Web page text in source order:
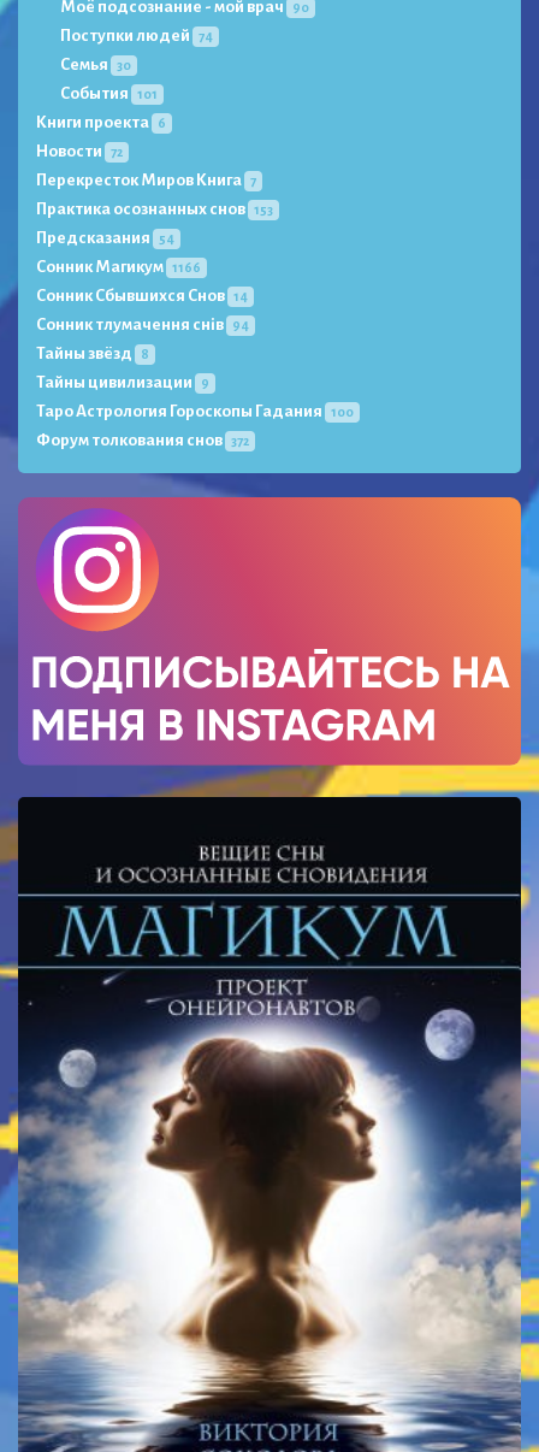
Моё подсознание - мой врач 90
Поступки людей 74
Семья 30
События 101
Книги проекта 6
Новости 72
Перекресток Миров Книга 7
Практика осознанных снов 153
Предсказания 54
Сонник Магикум 1166
Сонник Сбывшихся Снов 14
Сонник тлумачення снів 94
Тайны звёзд 8
Тайны цивилизации 9
Таро Астрология Гороскопы Гадания 100
Форум толкования снов 372